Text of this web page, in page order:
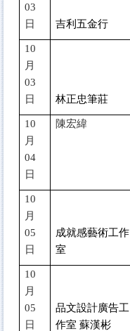
03
日
吉利五金行
10
月
03
日
林正忠筆莊
10
月
04
日
陳宏緯
10
月
05
日
成就感藝術工作
室
10
月
05
日
品文設計廣告工
作室 蘇漢彬